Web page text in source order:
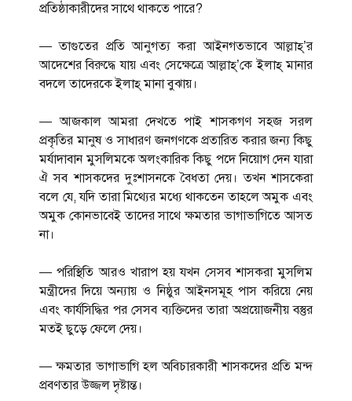
প্রতিষ্ঠাকারীদের সাথে থাকতে পারে?
— তাগুতের প্রতি আনুগত্য করা আইনগতভাবে আল্লাহ্’র
আদেশের বিরুদ্ধে যায় এবং সেক্ষেত্রে আল্লাহ্’কে ইলাহ্ মানার
বদলে তাদেরকে ইলাহ্ মানা বুঝায়।
— আজকাল আমরা দেখতে পাই শাসকগণ সহজ সরল
প্রকৃতির মানুষ ও সাধারণ জনগণকে প্রতারিত করার জন্য কিছু
মর্যাদাবান মুসলিমকে অলংকারিক কিছু পদে নিয়োগ দেন যারা
ঐ সব শাসকদের দুঃশাসনকে বৈধতা দেয়। তখন শাসকেরা
বলে যে, যদি তারা মিথ্যের মধ্যে থাকতেন তাহলে অমুক এবং
অমুক কোনভাবেই তাদের সাথে ক্ষমতার ভাগাভাগিতে আসত
না।
— পরিস্থিতি আরও খারাপ হয় যখন সেসব শাসকরা মুসলিম
মন্ত্রীদের দিয়ে অন্যায় ও নিষ্ঠুর আইনসমূহ পাস করিয়ে নেয়
এবং কার্যসিদ্ধির পর সেসব ব্যক্তিদের তারা অপ্রয়োজনীয় বস্তুর
মতই ছুড়ে ফেলে দেয়।
— ক্ষমতার ভাগাভাগি হল অবিচারকারী শাসকদের প্রতি মন্দ
প্রবণতার উজ্জল দৃষ্টান্ত।